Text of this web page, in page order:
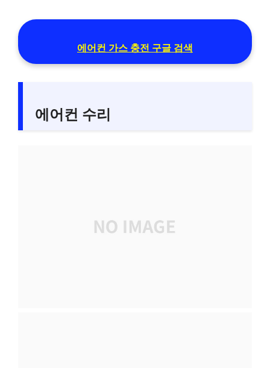
에어컨 가스 충전 구글 검색
에어컨 수리